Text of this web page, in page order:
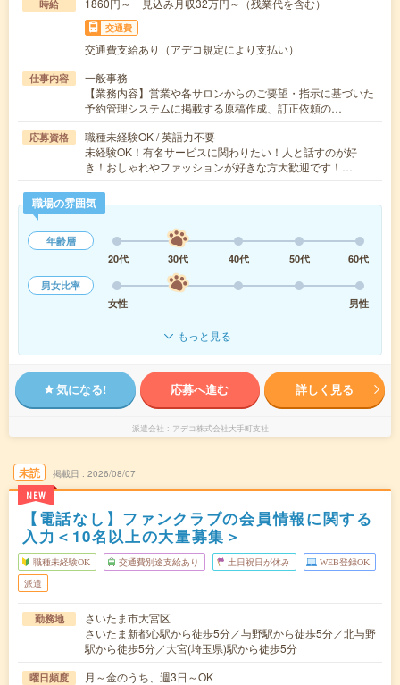
時給 1860円～ 見込み月収32万円～（残業代を含む）
交通費
交通費支給あり（アデコ規定により支払い）
仕事内容
一般事務
【業務内容】営業や各サロンからのご要望・指示に基づいた
予約管理システムに掲載する原稿作成、訂正依頼の…
応募資格
職種未経験OK / 英語力不要
未経験OK！有名サービスに関わりたい！人と話すのが好
き！おしゃれやファッションが好きな方大歓迎です！…
職場の雰囲気
年齢層
20代
30代 40代 50代
60代
男女比率
女性
男性
もっと見る
気になる! 応募へ進む 詳しく見る
派遣会社 アデコ株式会社大手町支社
未読
NEW
掲載日 2026/08/07
【電話なし】ファンクラブの会員情報に関する
入力＜10名以上の大量募集＞
職種未経験OK 交通費別途支給あり 土日祝日が休み WEB登録OK
派遣
勤務地
さいたま市大宮区
さいたま新都心駅から徒歩5分／与野駅から徒歩5分／北与野
駅から徒歩5分／大宮(埼玉県)駅から徒歩5分
曜日頻度 月～金のうち、週3日～OK